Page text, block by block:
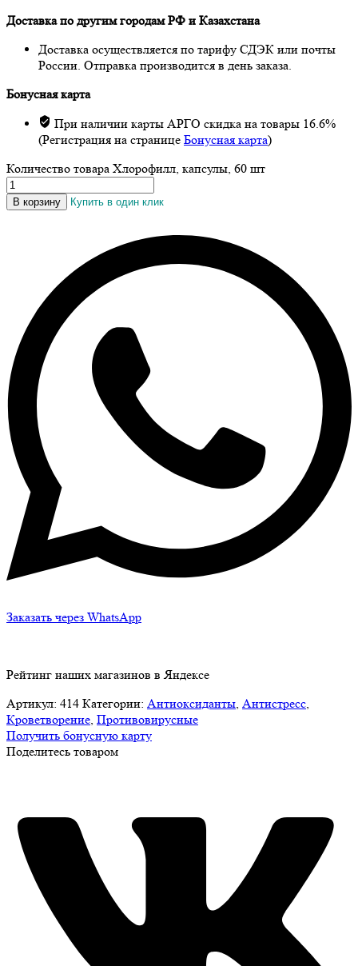
Доставка по другим городам РФ и Казахстана
Доставка осуществляется по тарифу СДЭК или почты
России. Отправка производится в день заказа.
Бонусная карта
При наличии карты АРГО скидка на товары 16.6%
(Регистрация на странице Бонусная карта)
Количество товара Хлорофилл, капсулы, 60 шт
В корзину Купить в один клик
Заказать через WhatsApp
Рейтинг наших магазинов в Яндексе
Артикул: 414 Категории: Антиоксиданты Антистресс
Кроветворение Противовирусные
Получить бонусную карту
Поделитесь товаром